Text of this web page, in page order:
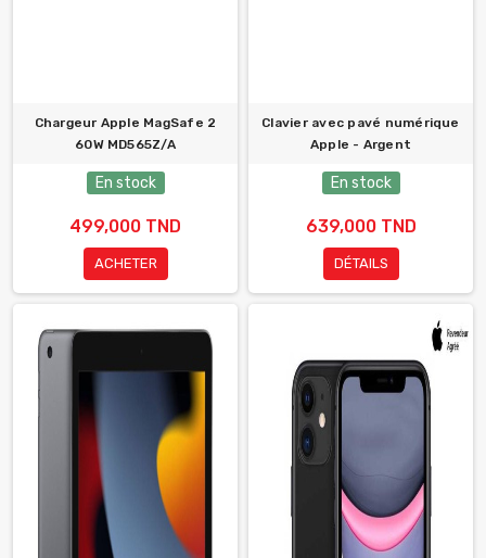
Chargeur Apple MagSafe 2
60W MD565Z/A
En stock
499,000 TND
ACHETER
Clavier avec pavé numérique
Apple - Argent
En stock
639,000 TND
DÉTAILS